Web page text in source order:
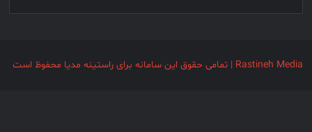
Rastineh Media | تمامی حقوق این سامانه برای راستینه مدیا محفوظ است